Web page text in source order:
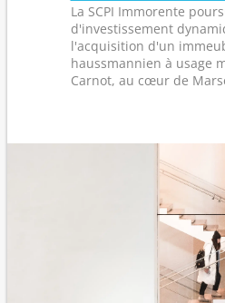
La SCPI Immorente
d'investissement
l'acquisition d'un
haussmannien à usage
Carnot, au cœur de